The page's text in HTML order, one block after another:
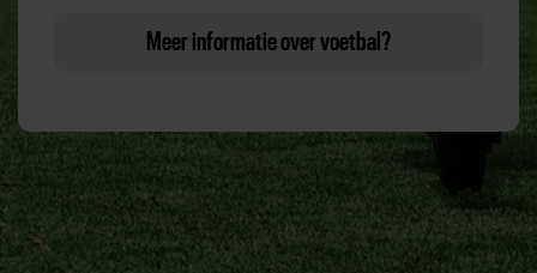
Meer informatie over voetbal?